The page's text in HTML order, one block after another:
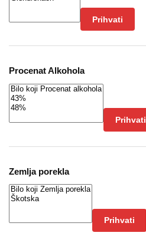
Prihvati
Procenat Alkohola
Prihvati
Zemlja porekla
Prihvati